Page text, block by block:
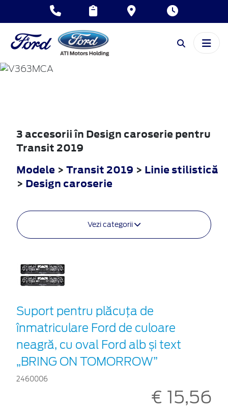
TRANSIT
3 accesorii în Design caroserie pentru
Transit 2019
Modele > Transit 2019 > Linie stilistică
> Design caroserie
Vezi categorii
Suport pentru plăcuța de
înmatriculare Ford de culoare
neagră, cu oval Ford alb și text
„BRING ON TOMORROW”
2460006
€ 15,56